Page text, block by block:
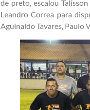
de preto, escalou
Leandro Correa para
Aguinaldo Tavares, Paulo